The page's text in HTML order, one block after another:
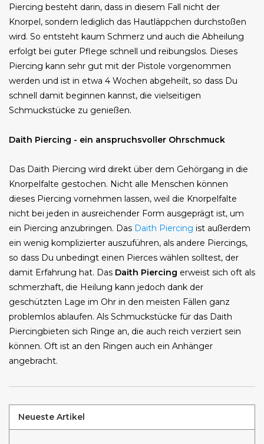
Piercing besteht darin, dass in diesem Fall nicht der
Knorpel, sondern lediglich das Hautläppchen durchstoßen
wird. So entsteht kaum Schmerz und auch die Abheilung
erfolgt bei guter Pflege schnell und reibungslos. Dieses
Piercing kann sehr gut mit der Pistole vorgenommen
werden und ist in etwa 4 Wochen abgeheilt, so dass Du
schnell damit beginnen kannst, die vielseitigen
Schmuckstücke zu genießen.
Daith Piercing - ein anspruchsvoller Ohrschmuck
Das Daith Piercing wird direkt über dem Gehörgang in die
Knorpelfalte gestochen. Nicht alle Menschen können
dieses Piercing vornehmen lassen, weil die Knorpelfalte
nicht bei jeden in ausreichender Form ausgeprägt ist, um
ein Piercing anzubringen. Das Daith Piercing ist außerdem
ein wenig komplizierter auszuführen, als andere Piercings,
so dass Du unbedingt einen Pierces wählen solltest, der
damit Erfahrung hat. Das Daith Piercing erweist sich oft als
schmerzhaft, die Heilung kann jedoch dank der
geschützten Lage im Ohr in den meisten Fällen ganz
problemlos ablaufen. Als Schmuckstücke für das Daith
Piercingbieten sich Ringe an, die auch reich verziert sein
können. Oft ist an den Ringen auch ein Anhänger
angebracht.
Neueste Artikel